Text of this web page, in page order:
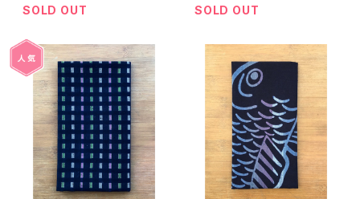
SOLD OUT
SOLD OUT